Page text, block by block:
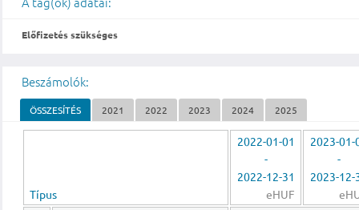
Előfizetés szükséges
Beszámolók:
ÖSSZESÍTÉS 2021 2022 2023 2024 2025
Típus
2022-01-01
-
2022-12-31
eHUF
2023-01-
-
2023-12-